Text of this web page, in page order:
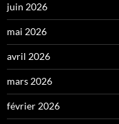
juin 2026
mai 2026
avril 2026
mars 2026
février 2026